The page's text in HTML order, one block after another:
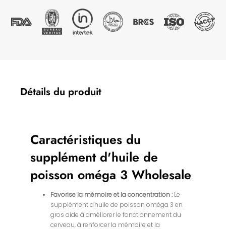
Détails du produit
Caractéristiques du
supplément d'huile de
poisson oméga 3 Wholesale
Favorise la mémoire et la concentration : Le
supplément d'huile de poisson oméga 3 en
gros aide à améliorer le fonctionnement du
cerveau, à renforcer la mémoire et la